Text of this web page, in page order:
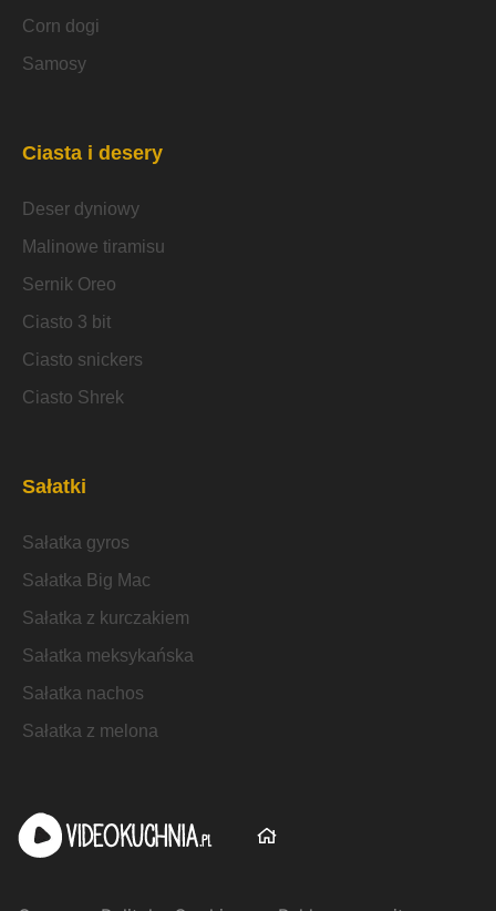
Corn dogi
Samosy
Ciasta i desery
Deser dyniowy
Malinowe tiramisu
Sernik Oreo
Ciasto 3 bit
Ciasto snickers
Ciasto Shrek
Sałatki
Sałatka gyros
Sałatka Big Mac
Sałatka z kurczakiem
Sałatka meksykańska
Sałatka nachos
Sałatka z melona